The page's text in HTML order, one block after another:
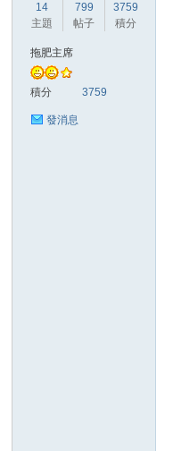
14
主題
799
帖子
3759
積分
拖肥主席
積分 3759
發消息